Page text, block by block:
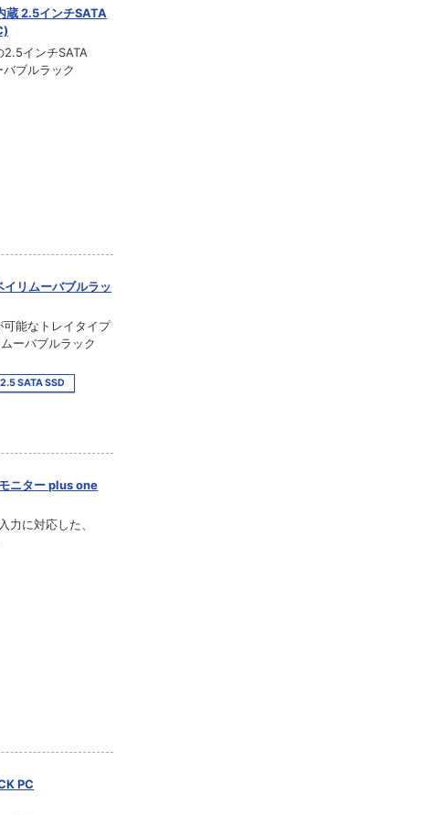
蔵 2.5インチSATA
2.5インチSATA
ブルラック
リムーバブルラッ
能なトレイタイプ
ーバブルラック
2.5 SATA SSD
ニター plus one
力に対応した、
PC